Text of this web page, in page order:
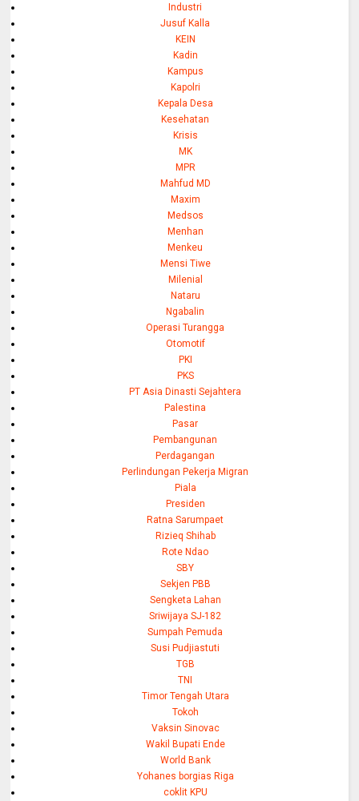
Industri
Jusuf Kalla
KEIN
Kadin
Kampus
Kapolri
Kepala Desa
Kesehatan
Krisis
MK
MPR
Mahfud MD
Maxim
Medsos
Menhan
Menkeu
Mensi Tiwe
Milenial
Nataru
Ngabalin
Operasi Turangga
Otomotif
PKI
PKS
PT Asia Dinasti Sejahtera
Palestina
Pasar
Pembangunan
Perdagangan
Perlindungan Pekerja Migran
Piala
Presiden
Ratna Sarumpaet
Rizieq Shihab
Rote Ndao
SBY
Sekjen PBB
Sengketa Lahan
Sriwijaya SJ-182
Sumpah Pemuda
Susi Pudjiastuti
TGB
TNI
Timor Tengah Utara
Tokoh
Vaksin Sinovac
Wakil Bupati Ende
World Bank
Yohanes borgias Riga
coklit KPU